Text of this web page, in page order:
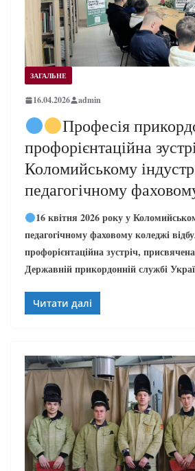
ЗАГАЛЬНЕ
16.04.2026 admin
Професія
профорієнтаційна
Коломийському
педагогічному
16 квітня 2026 року у
педагогічному фаховому коледжі
профорієнтаційна зустріч,
Державній прикордонній службі
Читати далі